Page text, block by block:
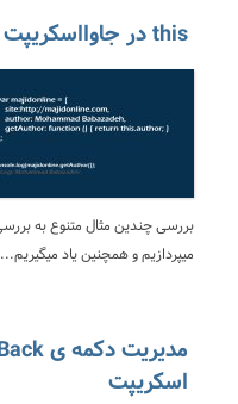
this در جاوااسکریپت به چه معناست ؟
میپردازیم و همچنین یاد میگیریم...
اسکریپت